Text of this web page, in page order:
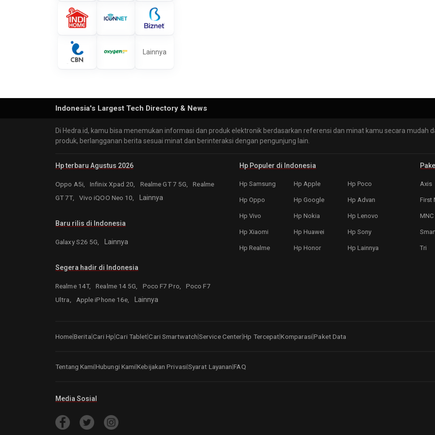
Lainnya
Indonesia's Largest Tech Directory & News
Di Hedra.id, kamu bisa menemukan informasi dan produk elektronik berdasarkan referensi dan minat kamu secara mudah
produk, berlangganan berita sesuai minat dan berinteraksi dengan pengunjung lain.
Hp terbaru Agustus 2026
Oppo A5i, Infinix Xpad 20, Realme GT 7 5G,
Realme
GT 7T,
Vivo iQOO Neo 10, Lainnya
Baru rilis di Indonesia
Galaxy S26 5G, Lainnya
Segera hadir di Indonesia
Realme 14T, Realme 14 5G, Poco F7 Pro,
Poco F7
Ultra,
Apple iPhone 16e, Lainnya
Hp Populer di Indonesia
Hp Samsung Hp Apple Hp Poco
Hp Oppo Hp Google Hp Advan
Hp Vivo Hp Nokia Hp Lenovo
Hp Xiaomi Hp Huawei Hp Sony
Hp Realme Hp Honor Hp Lainnya
Axis
First
MNC
Tri
Home|Berita|Cari Hp|Cari Tablet|Cari Smartwatch|Service Center|Hp Tercepat|Komparasi|Paket Data
Tentang KamiHubungi Kami |Kebijakan Privasi| Syarat Layanan |FAQ
Media Sosial